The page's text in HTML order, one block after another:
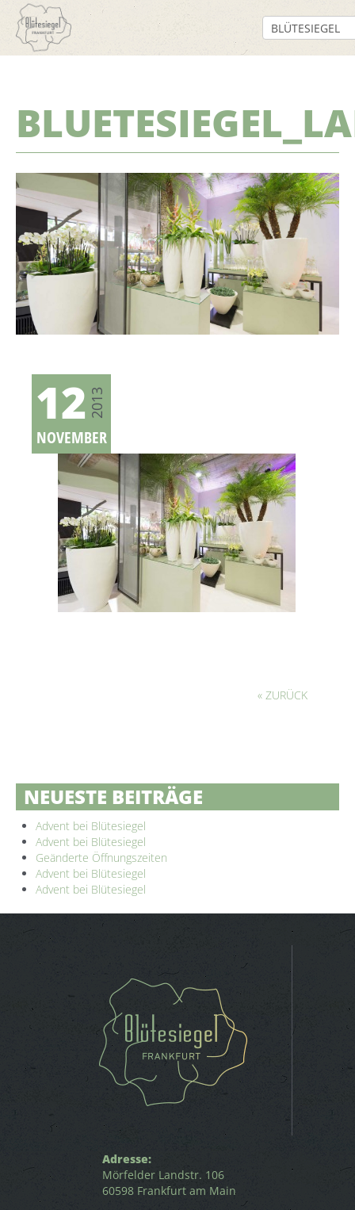
12
NOVEMBER
2013
« ZURÜCK
NEUESTE BEITRÄGE
Advent bei Blütesiegel
Advent bei Blütesiegel
Geänderte Öffnungszeiten
Advent bei Blütesiegel
Advent bei Blütesiegel
Adresse:
Mörfelder Landstr. 106
60598 Frankfurt am Main